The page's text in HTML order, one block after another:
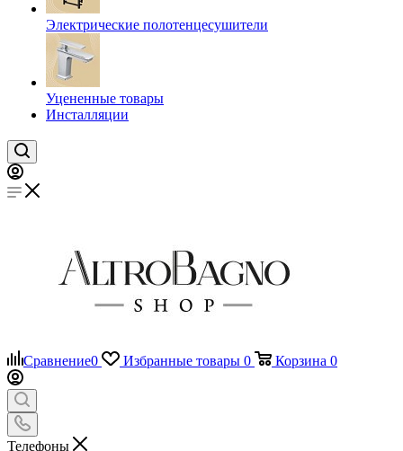
Электрические полотенцесушители
Уцененные товары
Инсталляции
Сравнение0 Избранные товары 0 Корзина 0
Телефоны